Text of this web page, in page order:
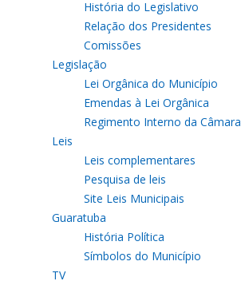
História do Legislativo
Relação dos Presidentes
Comissões
Legislação
Lei Orgânica do Município
Emendas à Lei Orgânica
Regimento Interno da Câmara
Leis
Leis complementares
Pesquisa de leis
Site Leis Municipais
Guaratuba
História Política
Símbolos do Município
TV